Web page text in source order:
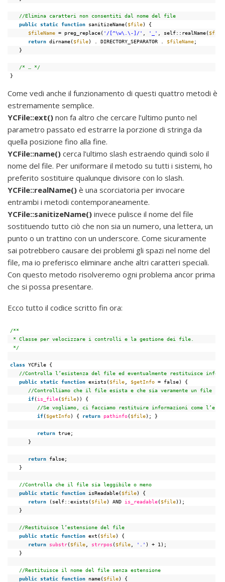
//Elimina caratteri non consentiti dal nome del file
public static function sanitizeName($file) {
$fileName = preg_replace( '/[^\w\.\-]/' '_' , self::realName($file
return dirname($file) . DIRECTORY_SEPARATOR . $fileName;
}
/* … */
}
Come vedi anche il funzionamento di questi quattro metodi è
estremamente semplice.
YCFile::ext() non fa altro che cercare l’ultimo punto nel
parametro passato ed estrarre la porzione di stringa da
quella posizione fino alla fine.
YCFile::name() cerca l’ultimo slash estraendo quindi solo il
nome del file. Per uniformare il metodo su tutti i sistemi, ho
preferito sostituire qualunque divisore con lo slash.
YCFile::realName() è una scorciatoria per invocare
entrambi i metodi contemporaneamente.
YCFile::sanitizeName() invece pulisce il nome del file
sostituendo tutto ciò che non sia un numero, una lettera, un
punto o un trattino con un underscore. Come sicuramente
sai potrebbero causare dei problemi gli spazi nel nome del
file, ma io preferisco eliminare anche altri caratteri speciali.
Con questo metodo risolveremo ogni problema ancor prima
che si possa presentare.
Ecco tutto il codice scritto fin ora:
/**
* Classe per velocizzare i controlli e la gestione dei file.
*/
class YCFile {
//Controlla l’esistenza del file ed eventualmente restituisce
public static function exists($file $getInfo = false) {
//Controlliamo che il file esista e che sia veramente un file
if(is_file($file)) {
//Se vogliamo, ci facciamo restituire informazioni come
if($getInfo) { return pathinfo($file); }
return true;
}
return false;
}
//Controlla che il file sia leggibile o meno
public static function isReadable($file) {
return
(self::exists($file) AND is_readable($file));
}
//Restituisce l’estensione del file
public static function ext($file) {
return substr($file strrpos ($file '.' ) + 1);
}
//Restituisce il nome del file senza estensione
public static function name($file) {